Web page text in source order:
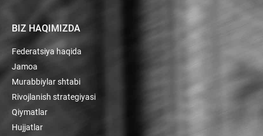
BIZ HAQIMIZDA
Federatsiya haqida
Jamoa
Murabbiylar shtabi
Rivojlanish strategiyasi
Qiymatlar
Hujjatlar